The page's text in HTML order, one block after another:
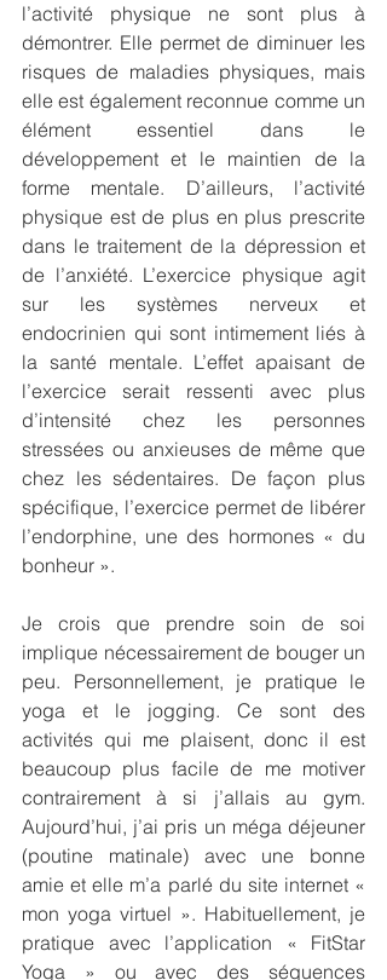
l’activité physique ne sont plus à
démontrer. Elle permet de diminuer les
risques de maladies physiques, mais
elle est également reconnue comme un
élément essentiel dans le
développement et le maintien de la
forme mentale. D’ailleurs, l’activité
physique est de plus en plus prescrite
dans le traitement de la dépression et
de l’anxiété. L’exercice physique agit
sur les systèmes nerveux et
endocrinien qui sont intimement liés à
la santé mentale. L’effet apaisant de
l’exercice serait ressenti avec plus
d’intensité chez les personnes
stressées ou anxieuses de même que
chez les sédentaires. De façon plus
spécifique, l’exercice permet de libérer
l’endorphine, une des hormones « du
bonheur ».
Je crois que prendre soin de soi
implique nécessairement de bouger un
peu. Personnellement, je pratique le
yoga et le jogging. Ce sont des
activités qui me plaisent, donc il est
beaucoup plus facile de me motiver
contrairement à si j’allais au gym.
Aujourd’hui, j’ai pris un méga déjeuner
(poutine matinale) avec une bonne
amie et elle m’a parlé du site internet «
mon yoga virtuel ». Habituellement, je
pratique avec l’application « FitStar
Yoga » ou avec des séquences